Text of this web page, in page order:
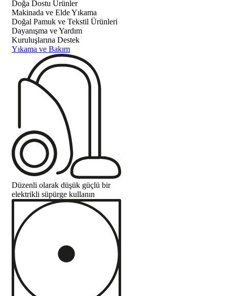
Doğa Dostu Ürünler
Makinada ve Elde Yıkama
Doğal Pamuk ve Tekstil Ürünleri
Dayanışma ve Yardım
Kuruluşlarına Destek
Yıkama ve Bakım
Düzenli olarak düşük güçlü bir
elektrikli süpürge kullanın